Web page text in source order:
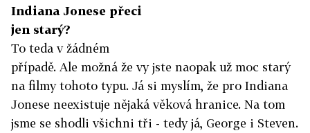
Indiana Jonese přeci
jen starý?
To teda v žádném
případě. Ale možná že vy jste naopak už moc starý
na filmy tohoto typu. Já si myslím, že pro Indiana
Jonese neexistuje nějaká věková hranice. Na tom
jsme se shodli všichni tři - tedy já, George i Steven.